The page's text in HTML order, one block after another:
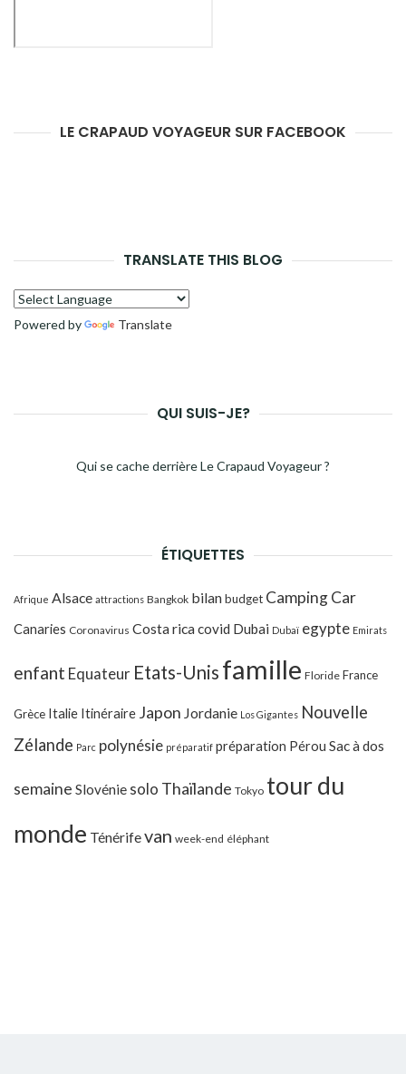
LE CRAPAUD VOYAGEUR SUR FACEBOOK
TRANSLATE THIS BLOG
Powered by Translate
QUI SUIS-JE?
Qui se cache derrière Le Crapaud Voyageur ?
ÉTIQUETTES
Afrique Alsace attractions Bangkok bilanbudget Camping Car
Canaries Coronavirus Costa ricacovid Dubai Dubaï egypte Emirats
enfant Equateur Etats-Unis famille Floride France
Grèce Italie Itinéraire Japon Jordanie Los Gigantes Nouvelle
Zélande Parc polynésie préparatif préparation Pérou Sac à dos
semaine Slovénie solo Thaïlande Tokyo tour du
monde Ténérifevan week-end éléphant